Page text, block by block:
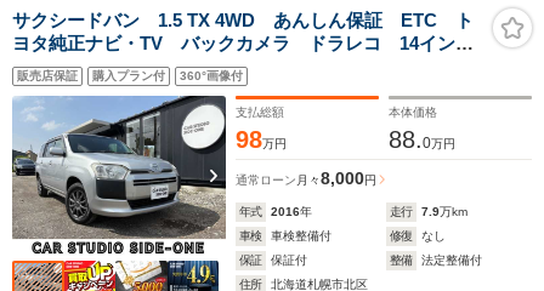
サクシードバン 1.5 TX 4WD あんしん保証 ETC ト
ヨタ純正ナビ・TV バックカメラ ドラレコ 14インチ
アルミホイール
販売店保証 購入プラン付 360°画像付
支払総額
98万円
本体価格
88.0万円
通常ローン 月々8,000円
年式 2016年 走行 7.9万km
車検
車検整備付 修復
なし
保証
保証付 整備
法定整備付
住所
北海道札幌市北区